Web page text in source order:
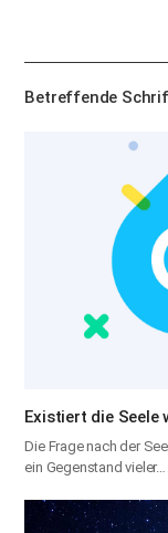
Betreffende
Existiert die Seele
Die Frage nach der
ein Gegenstand vieler…